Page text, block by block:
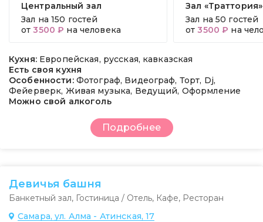
Центральный зал
Зал на 150 гостей
от3500 ₽ на человека
Зал «Траттория»
Зал на 50 гостей
от3500 ₽ на
Кухня: Европейская, русская, кавказская
Есть своя кухня
Особенности: Фотограф, Видеограф, Торт, Dj,
Фейерверк, Живая музыка, Ведущий, Оформление
Можно свой алкоголь
Подробнее
Девичья башня
Банкетный зал, Гостиница / Отель, Кафе, Ресторан
Самара, ул. Алма - Атинская, 17